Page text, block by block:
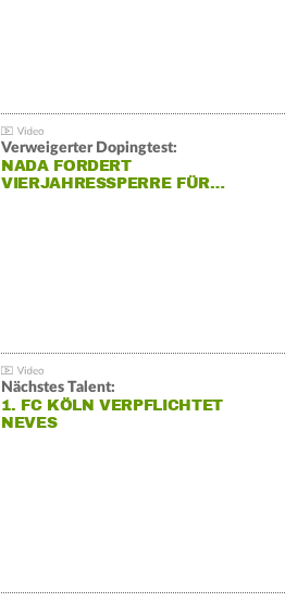
Verweigerter Dopingtest:
NADA FORDERT
VIERJAHRESSPERRE FÜR…
Nächstes Talent:
1. FC KÖLN VERPFLICHTET
NEVES